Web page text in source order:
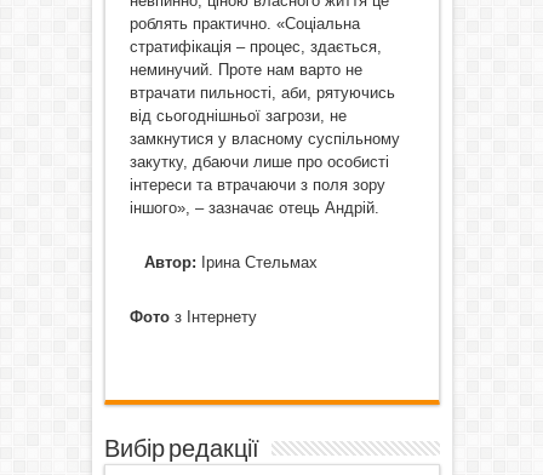
роблять практично. «Соціальна
стратифікація – процес, здається,
неминучий. Проте нам варто не
втрачати пильності, аби, рятуючись
від сьогоднішньої загрози, не
замкнутися у власному суспільному
закутку, дбаючи лише про особисті
інтереси та втрачаючи з поля зору
іншого», – зазначає отець Андрій.
Автор: Ірина Стельмах
Фотоз Інтернету
Вибір редакції